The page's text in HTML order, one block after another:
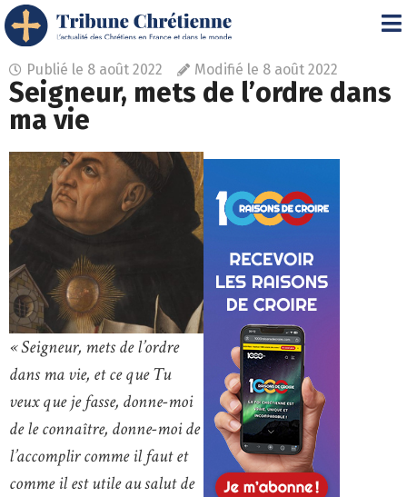
Publié le 8 août 2022 Modifié le 8 août 2022
Seigneur, mets de l’ordre dans
ma vie
« Seigneur, mets de l’ordre
dans ma vie, et ce que Tu
veux que je fasse, donne-moi
de le connaître, donne-moi de
l’accomplir comme il faut et
comme il est utile au salut de